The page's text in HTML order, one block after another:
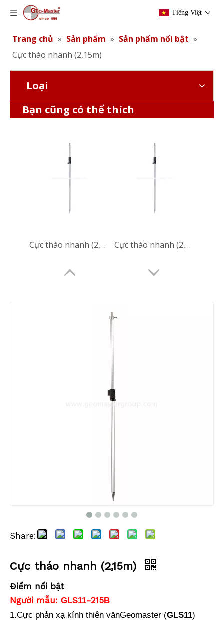
Tiếng Việt
Trang chủ » Sản phẩm » Sản phẩm nổi bật »
Cực tháo nhanh (2,15m)
Loại
Bạn cũng có thể thích
Cực tháo nhanh (2,15m) Cực tháo nhanh (2,15m)
Share:
Cực tháo nhanh (2,15m)
Điểm nổi bật
Người mẫu: GLS11-215B
1.Cực phản xạ kính thiên vănGeomaster (GLS11)